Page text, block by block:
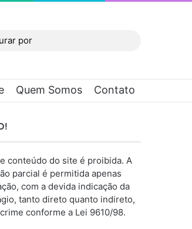
Quem Somos Contato
conteúdo do site é proibida. A
parcial é permitida apenas
com a devida indicação da
tanto direto quanto indireto,
conforme a Lei 9610/98.